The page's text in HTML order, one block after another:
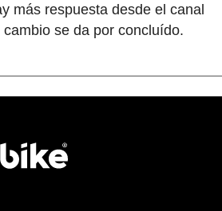
más respuesta desde el canal
se da por concluído.